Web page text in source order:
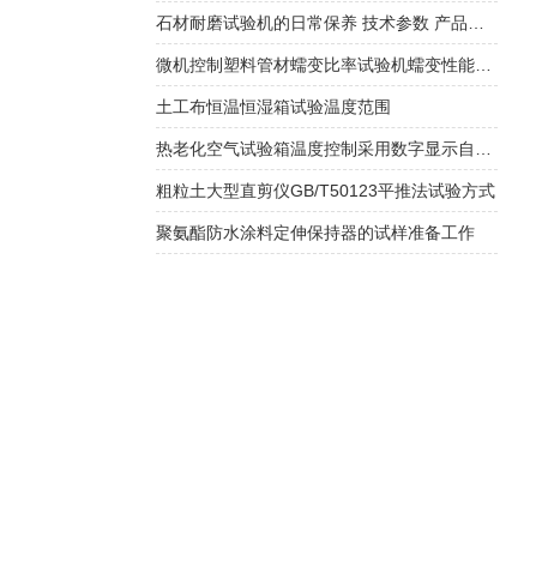
微机控制塑料管材蠕变比率试验机蠕变性能试验介绍
土工布恒温恒湿箱试验温度范围
粗粒土大型直剪仪GB/T50123平推法试验方式
聚氨酯防水涂料定伸保持器的试样准备工作